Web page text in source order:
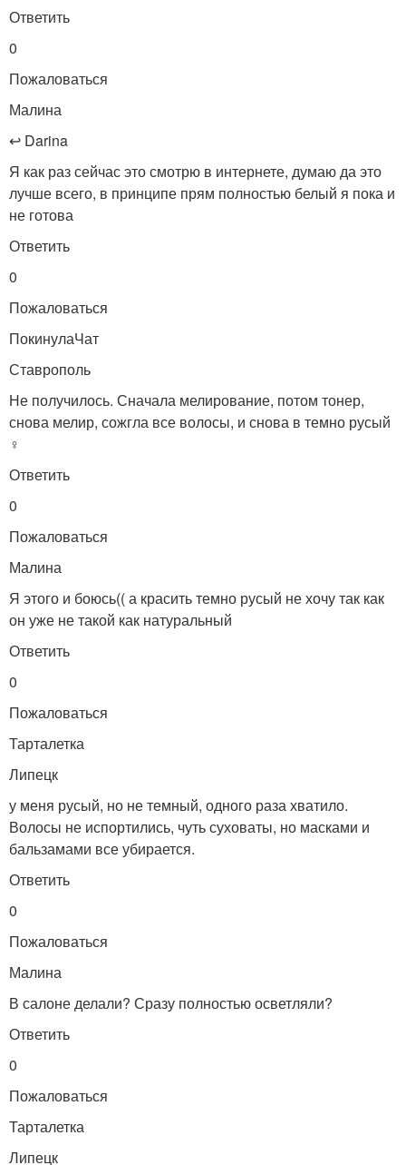
Ответить
0
Пожаловаться
Малина
↩ Darina
Я как раз сейчас это смотрю в интернете, думаю да это
лучше всего, в принципе прям полностью белый я пока и
не готова
Ответить
0
Пожаловаться
ПокинулаЧат
Ставрополь
Не получилось. Сначала мелирование, потом тонер,
снова мелир, сожгла все волосы, и снова в темно русый
♀️
Ответить
0
Пожаловаться
Малина
Я этого и боюсь(( а красить темно русый не хочу так как
он уже не такой как натуральный
Ответить
0
Пожаловаться
Тарталетка
Липецк
у меня русый, но не темный, одного раза хватило.
Волосы не испортились, чуть суховаты, но масками и
бальзамами все убирается.
Ответить
0
Пожаловаться
Малина
В салоне делали? Сразу полностью осветляли?
Ответить
0
Пожаловаться
Тарталетка
Липецк